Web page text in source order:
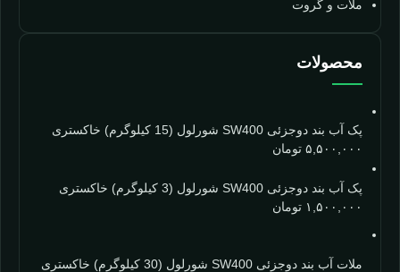
ملات و گروت
محصولات
پک آب بند دوجزئی SW400 شورلول (15 کیلوگرم) خاکستری
۵,۵۰۰,۰۰۰ تومان
پک آب بند دوجزئی SW400 شورلول (3 کیلوگرم) خاکستری
۱,۵۰۰,۰۰۰ تومان
ملات آب بند دوجزئی SW400 شورلول (30 کیلوگرم) خاکستری